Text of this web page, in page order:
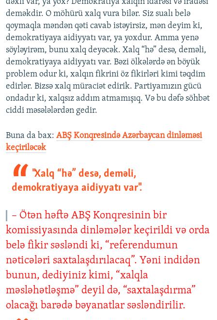
deməkdir. O möhürü xalq vura bilər. Siz sualı belə
qoymaqla məndən qəti cavab istəyirsiz, mən deyim ki,
demokratiyaya aidiyyatı var, ya yoxdur. Amma yenə
söyləyirəm, bunu xalq deyəcək. Xalq “hə” desə, deməli,
demokratiyaya aidiyyatı var. Bəzi ölkələrdə ən böyük
problem odur ki, xalqın fikrini öz fikirləri kimi təqdim
edirlər. Bizsə xalq müraciət edirik. Partiyamızın gücü
ondadır ki, xalqsız addım atmamışıq. Və bu dəfə söhbət
ciddi məsələlərdən gedir.
Buna da bax:​ ABŞ Konqresində Azərbaycan dinləməsi
keçiriləcək
"Xalq “hə” desə, deməli,
demokratiyaya aidiyyatı var".
– Ötən həftə ABŞ Konqresinin bir
komissiyasında dinləmələr keçirildi və orda
belə fikir səsləndi ki, “referendumun
nəticələri saxtalaşdırılacaq”. Yəni indidən
bunun, dediyiniz kimi, “xalqla
məsləhətləşmə” deyil də, “saxtalaşdırma”
olacağı barədə bəyanatlar səsləndirilir.